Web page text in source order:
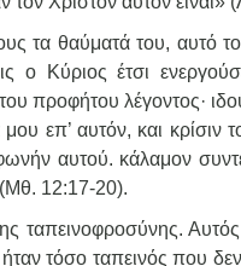
τα θαύματά του, αυτό
ο Κύριος έτσι
προφήτου λέγοντος·
επ’ αυτόν, και κρίσιν
αυτού. κάλαμον
(Μθ. 12:17-20).
ταπεινοφροσύνης.
τόσο ταπεινός που